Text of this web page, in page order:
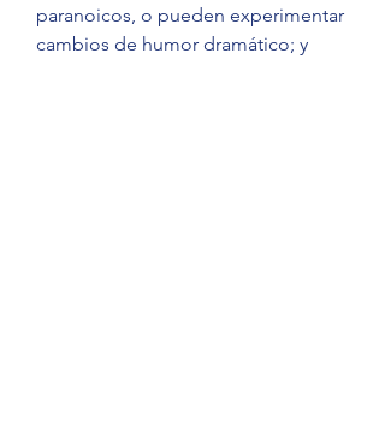
paranoicos, o pueden experimentar
cambios de humor dramático; y